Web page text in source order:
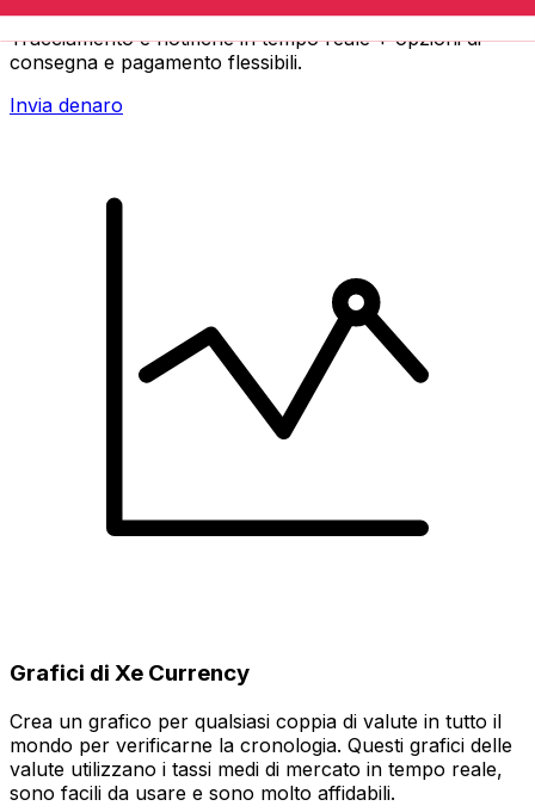
Invia denaro online in modo facile, veloce e sicuro.
Tracciamento e notifiche in tempo reale + opzioni di
consegna e pagamento flessibili.
Invia denaro
Grafici di Xe Currency
Crea un grafico per qualsiasi coppia di valute in tutto il
mondo per verificarne la cronologia. Questi grafici delle
valute utilizzano i tassi medi di mercato in tempo reale,
sono facili da usare e sono molto affidabili.